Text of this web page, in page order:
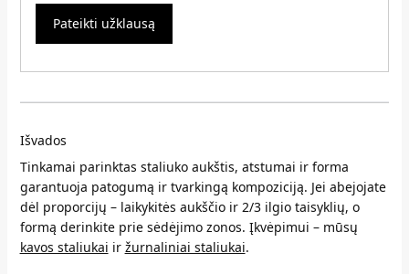
Pateikti užklausą
Išvados
Tinkamai parinktas staliuko aukštis, atstumai ir forma
garantuoja patogumą ir tvarkingą kompoziciją. Jei abejojate
dėl proporcijų – laikykitės aukščio ir 2/3 ilgio taisyklių, o
formą derinkite prie sėdėjimo zonos. Įkvėpimui – mūsų
kavos staliukai ir žurnaliniai staliukai.